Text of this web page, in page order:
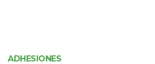
ADHESIONES